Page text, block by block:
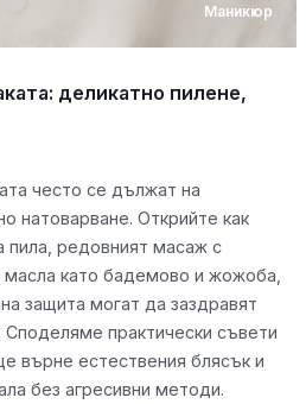
Маникюр
деликатно пилене,
често се дължат на
натоварване. Открийте как
пила, редовният масаж с
като бадемово и жожоба,
защита могат да заздравят
практически съвети
върне естествения блясък и
без агресивни методи.